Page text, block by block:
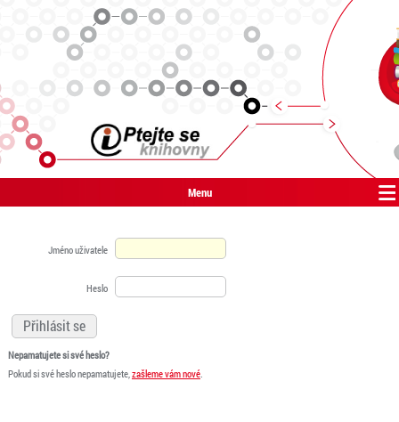
Menu
Jméno uživatele
Heslo
Nepamatujete si své heslo?
Pokud si své heslo nepamatujete,zašleme vám nové.